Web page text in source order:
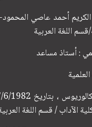
أحمد عاصي
قسم اللغة العربية
: أستاذ مساعد
الآداب / قسم اللغة